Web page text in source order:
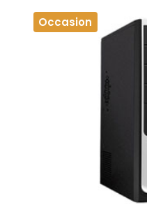
Occasion